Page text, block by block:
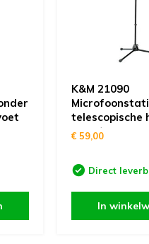
K&M 21090
telescopische
zwart
€ 59,00
Direct
In